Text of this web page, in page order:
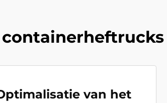
van het